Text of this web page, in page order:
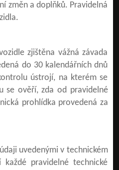
změn a doplňků. Pravidelná
zjištěna vážná závada
do 30 kalendářních dnů
ústrojí, na kterém se
se ověří, zda od pravidelné
prohlídka provedená za
uvedenými v technickém
pravidelné technické